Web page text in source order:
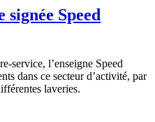
Speed
service, l’enseigne Speed
dans ce secteur d’activité, par
laveries.